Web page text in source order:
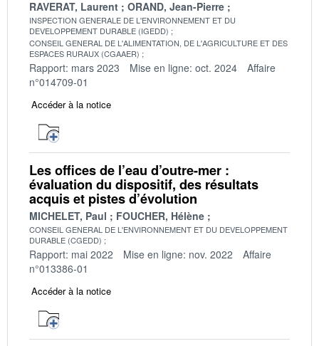
RAVERAT, Laurent ORAND, Jean-Pierre
INSPECTION GENERALE DE L'ENVIRONNEMENT ET DU
DEVELOPPEMENT DURABLE (IGEDD)
CONSEIL GENERAL DE L'ALIMENTATION, DE L'AGRICULTURE ET DES
ESPACES RURAUX (CGAAER)
Rapport: mars 2023 Mise en ligne: oct. 2024
Affaire
n°014709-01
Accéder à la notice
Les offices de l’eau d’outre-mer :
évaluation du dispositif, des résultats
acquis et pistes d’évolution
MICHELET, Paul FOUCHER, Hélène
CONSEIL GENERAL DE L'ENVIRONNEMENT ET DU DEVELOPPEMENT
DURABLE (CGEDD)
Rapport: mai 2022 Mise en ligne: nov. 2022
Affaire
n°013386-01
Accéder à la notice